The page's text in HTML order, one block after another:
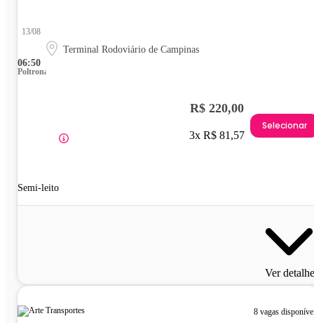
06:50
13/08
Terminal Rodoviário de Campinas
Poltrona
Semi-leito
R$ 220,00
3x R$ 81,57
Selecionar
Ver
8 vagas